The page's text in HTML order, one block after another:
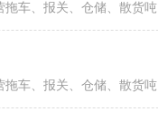
车、报关、仓储、散货吨
车、报关、仓储、散货吨